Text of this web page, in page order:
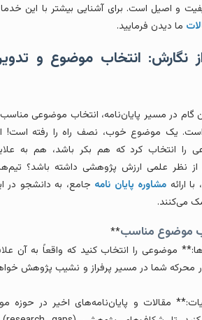
اصیل است. برای آشنایی بیشتر با این خدمات
دیدن فرمایید.
انتخاب موضوع و تدوین
در مسیر پایان‌نامه، انتخاب موضوعی مناسب و
یک موضوع خوب، نصف راه را رفته است! اما
کرد که هم بکر باشد، هم به علایق
علمی ارزش پژوهشی داشته باشد؟ تیم‌های
مشاوره پایان نامهجامع، به دانشجو در این
مناسب**
را انتخاب کنید که واقعاً به آن علاقه
شما در مسیر پرفراز و نشیب پژوهش خواهد
و پایان‌نامه‌های اخیر در حوزه مورد